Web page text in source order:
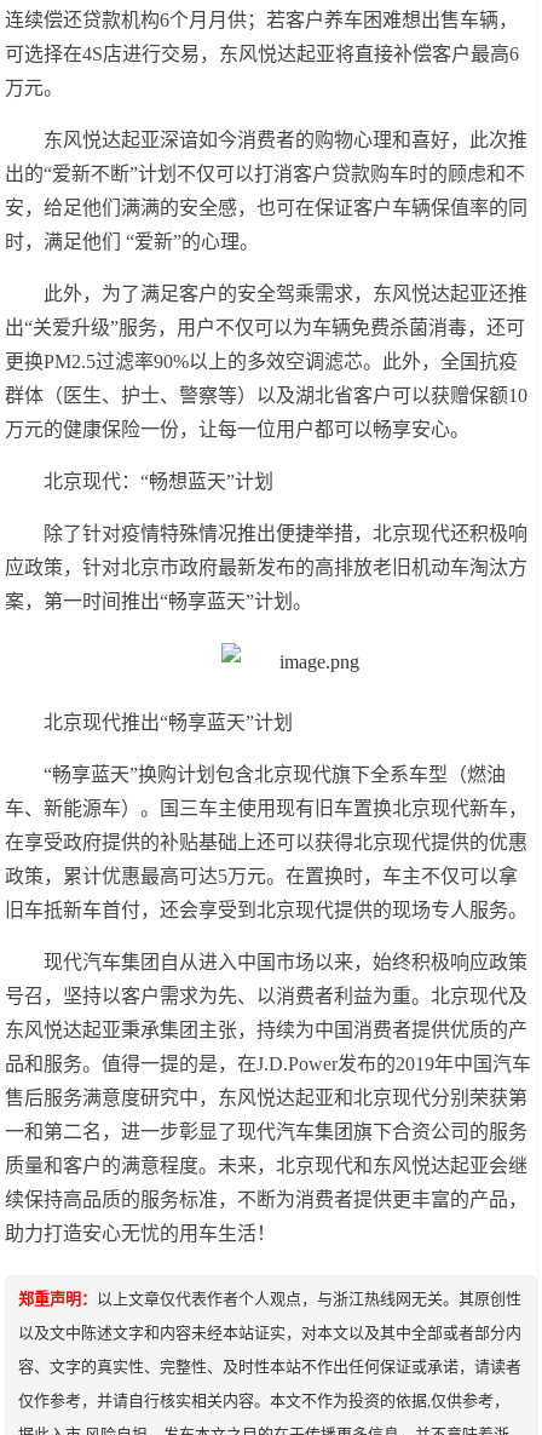
连续偿还贷款机构6个月月供；若客户养车困难想出售车辆，
可选择在4S店进行交易，东风悦达起亚将直接补偿客户最高6
万元。
东风悦达起亚深谙如今消费者的购物心理和喜好，此次推
出的“爱新不断”计划不仅可以打消客户贷款购车时的顾虑和不
安，给足他们满满的安全感，也可在保证客户车辆保值率的同
时，满足他们 “爱新”的心理。
此外，为了满足客户的安全驾乘需求，东风悦达起亚还推
出“关爱升级”服务，用户不仅可以为车辆免费杀菌消毒，还可
更换PM2.5过滤率90%以上的多效空调滤芯。此外，全国抗疫
群体（医生、护士、警察等）以及湖北省客户可以获赠保额10
万元的健康保险一份，让每一位用户都可以畅享安心。
北京现代：“畅想蓝天”计划
除了针对疫情特殊情况推出便捷举措，北京现代还积极响
应政策，针对北京市政府最新发布的高排放老旧机动车淘汰方
案，第一时间推出“畅享蓝天”计划。
北京现代推出“畅享蓝天”计划
“畅享蓝天”换购计划包含北京现代旗下全系车型（燃油
车、新能源车）。国三车主使用现有旧车置换北京现代新车，
在享受政府提供的补贴基础上还可以获得北京现代提供的优惠
政策，累计优惠最高可达5万元。在置换时，车主不仅可以拿
旧车抵新车首付，还会享受到北京现代提供的现场专人服务。
现代汽车集团自从进入中国市场以来，始终积极响应政策
号召，坚持以客户需求为先、以消费者利益为重。北京现代及
东风悦达起亚秉承集团主张，持续为中国消费者提供优质的产
品和服务。值得一提的是，在J.D.Power发布的2019年中国汽车
售后服务满意度研究中，东风悦达起亚和北京现代分别荣获第
一和第二名，进一步彰显了现代汽车集团旗下合资公司的服务
质量和客户的满意程度。未来，北京现代和东风悦达起亚会继
续保持高品质的服务标准，不断为消费者提供更丰富的产品，
助力打造安心无忧的用车生活！
郑重声明： 以上文章仅代表作者个人观点，与浙江热线网无关。其原创性
以及文中陈述文字和内容未经本站证实，对本文以及其中全部或者部分内
容、文字的真实性、完整性、及时性本站不作出任何保证或承诺，请读者
仅作参考，并请自行核实相关内容。本文不作为投资的依据,仅供参考，